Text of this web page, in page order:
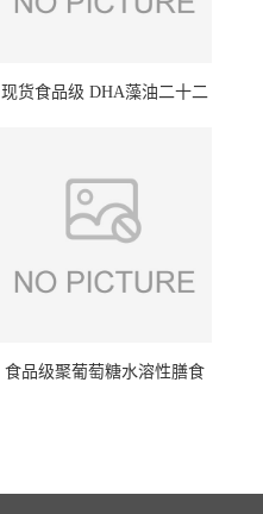
现货食品级 DHA藻油二十二
食品级聚葡萄糖水溶性膳食